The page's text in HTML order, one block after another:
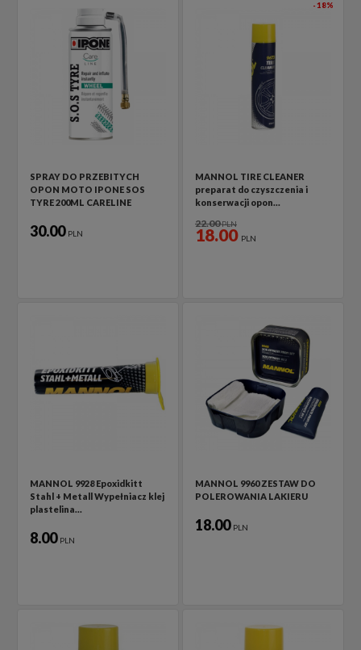
SPRAY DO PRZEBITYCH
OPON MOTO IPONE SOS
TYRE 200ML CARELINE
30.00 PLN
-18%
MANNOL TIRE CLEANER
preparat do czyszczenia i
konserwacji opon…
22.00PLN
18.00 PLN
MANNOL 9928 Epoxidkitt
Stahl + Metall Wypełniacz klej
plastelina…
8.00 PLN
MANNOL 9960 ZESTAW DO
POLEROWANIA LAKIERU
18.00 PLN